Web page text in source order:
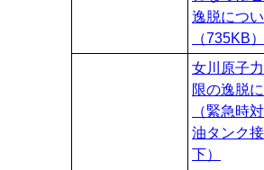
逸脱につ
（735KB）
女川原子
限の逸脱
（緊急時
油タンク
下）